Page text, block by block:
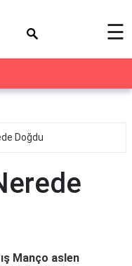
☰
Doğdu
Manço aslen